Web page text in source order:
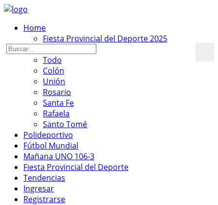
Home
Fiesta Provincial del Deporte 2025
Actualidad
Todo
Colón
Unión
Rosario
Santa Fe
Rafaela
Santo Tomé
Polideportivo
Fútbol Mundial
Mañana UNO 106-3
Fiesta Provincial del Deporte
Tendencias
Ingresar
Registrarse